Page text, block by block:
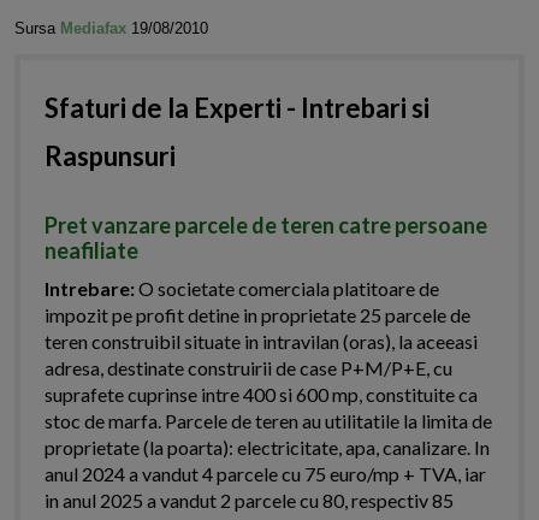
Sursa Mediafax 19/08/2010
Sfaturi de la Experti - Intrebari si
Raspunsuri
Pret vanzare parcele de teren catre persoane
neafiliate
Intrebare:O societate comerciala platitoare de
impozit pe profit detine in proprietate 25 parcele de
teren construibil situate in intravilan (oras), la aceeasi
adresa, destinate construirii de case P+M/P+E, cu
suprafete cuprinse intre 400 si 600 mp, constituite ca
stoc de marfa. Parcele de teren au utilitatile la limita de
proprietate (la poarta): electricitate, apa, canalizare. In
anul 2024 a vandut 4 parcele cu 75 euro/mp + TVA, iar
in anul 2025 a vandut 2 parcele cu 80, respectiv 85